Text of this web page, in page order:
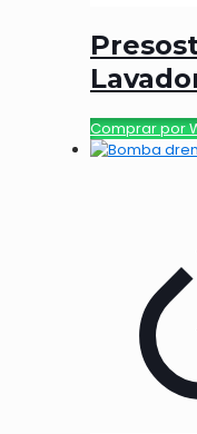
Comprar por